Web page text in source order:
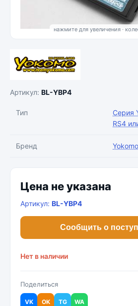
нажмите для увеличения ·
Артикул: BL-YBP4
Тип
Серия
RS4
Бренд Yokomo
Цена не указана
Артикул: BL-YBP4
Сообщить о
Нет в наличии
Поделиться
VK OK TG WA